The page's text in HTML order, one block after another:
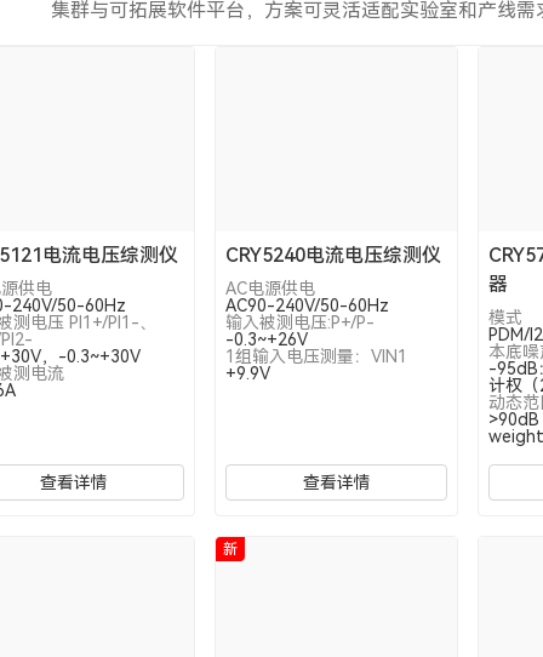
集群与可拓展软件平台，方案可灵活适配实验室和产线
电流电压综测仪
供电
240V/50-60Hz
测电压 PI1+/PI1-、
，-0.3~+30V
测电流
查看详情
CRY5240电流电压综测仪
AC电源供电
AC90-240V/50-60Hz
输入被测电压:P+/P-
-0.3~+26V
1组输入电压测量：VIN1
+9.9V
查看详情
器
模式
PDM/
本底噪
-95dB
计权
动态范
新